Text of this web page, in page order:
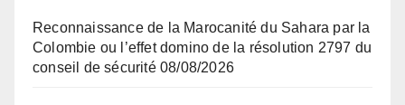
Reconnaissance de la Marocanité du Sahara par la
Colombie ou l’effet domino de la résolution 2797 du
conseil de sécurité 08/08/2026